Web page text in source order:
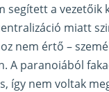
segített a vezetőik
miatt
nem értő –
A paranoiából
így nem voltak